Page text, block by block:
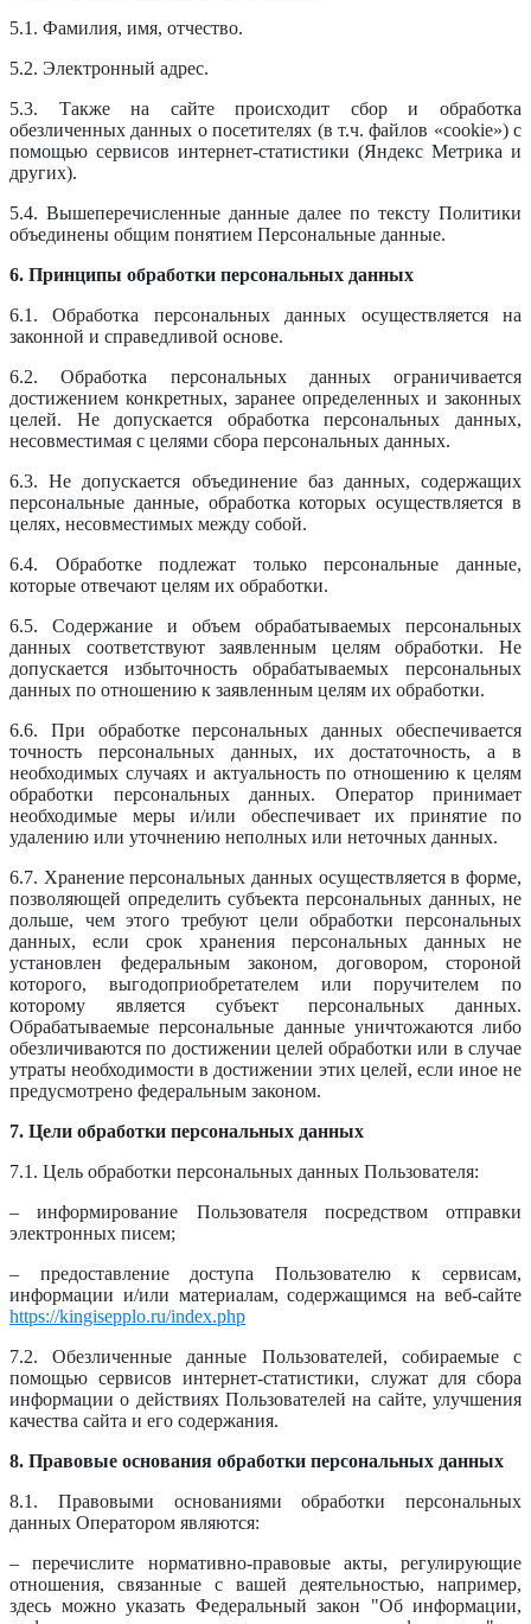
5.1. Фамилия, имя, отчество.
5.2. Электронный адрес.
5.3. Также на сайте происходит сбор и обработка
обезличенных данных о посетителях (в т.ч. файлов «cookie») с
помощью сервисов интернет-статистики (Яндекс Метрика и
других).
5.4. Вышеперечисленные данные далее по тексту Политики
объединены общим понятием Персональные данные.
6. Принципы обработки персональных данных
6.1. Обработка персональных данных осуществляется на
законной и справедливой основе.
6.2. Обработка персональных данных ограничивается
достижением конкретных, заранее определенных и законных
целей. Не допускается обработка персональных данных,
несовместимая с целями сбора персональных данных.
6.3. Не допускается объединение баз данных, содержащих
персональные данные, обработка которых осуществляется в
целях, несовместимых между собой.
6.4. Обработке подлежат только персональные данные,
которые отвечают целям их обработки.
6.5. Содержание и объем обрабатываемых персональных
данных соответствуют заявленным целям обработки. Не
допускается избыточность обрабатываемых персональных
данных по отношению к заявленным целям их обработки.
6.6. При обработке персональных данных обеспечивается
точность персональных данных, их достаточность, а в
необходимых случаях и актуальность по отношению к целям
обработки персональных данных. Оператор принимает
необходимые меры и/или обеспечивает их принятие по
удалению или уточнению неполных или неточных данных.
6.7. Хранение персональных данных осуществляется в форме,
позволяющей определить субъекта персональных данных, не
дольше, чем этого требуют цели обработки персональных
данных, если срок хранения персональных данных не
установлен федеральным законом, договором, стороной
которого, выгодоприобретателем или поручителем по
которому является субъект персональных данных.
Обрабатываемые персональные данные уничтожаются либо
обезличиваются по достижении целей обработки или в случае
утраты необходимости в достижении этих целей, если иное не
предусмотрено федеральным законом.
7. Цели обработки персональных данных
7.1. Цель обработки персональных данных Пользователя:
– информирование Пользователя посредством отправки
электронных писем;
– предоставление доступа Пользователю к сервисам,
информации и/или материалам, содержащимся на веб-сайте
https://kingisepplo.ru/index.php
7.2. Обезличенные данные Пользователей, собираемые с
помощью сервисов интернет-статистики, служат для сбора
информации о действиях Пользователей на сайте, улучшения
качества сайта и его содержания.
8. Правовые основания обработки персональных данных
8.1. Правовыми основаниями обработки персональных
данных Оператором являются:
– перечислите нормативно-правовые акты, регулирующие
отношения, связанные с вашей деятельностью, например,
здесь можно указать Федеральный закон "Об информации,